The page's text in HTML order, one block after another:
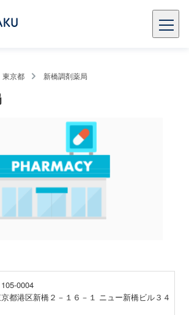
東京都 新橋調剤薬局
0004
都港区新橋２－１６－１ ニュー新橋ビル３４